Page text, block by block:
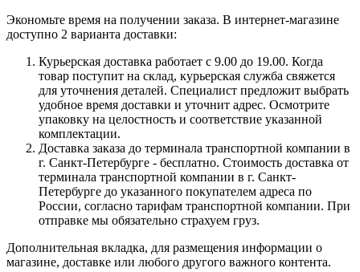
Экономьте время на получении заказа. В интернет-магазине
доступно 2 варианта доставки:
Курьерская доставка работает с 9.00 до 19.00. Когда
товар поступит на склад, курьерская служба свяжется
для уточнения деталей. Специалист предложит выбрать
удобное время доставки и уточнит адрес. Осмотрите
упаковку на целостность и соответствие указанной
комплектации.
Доставка заказа до терминала транспортной компании в
г. Санкт-Петербурге - бесплатно. Стоимость доставка от
терминала транспортной компании в г. Санкт-
Петербурге до указанного покупателем адреса по
России, согласно тарифам транспортной компании. При
отправке мы обязательно страхуем груз.
Дополнительная вкладка, для размещения информации о
магазине, доставке или любого другого важного контента.